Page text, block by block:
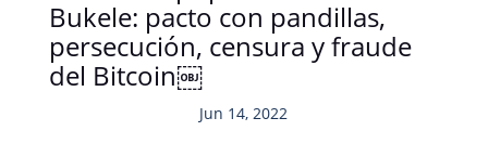
Bukele: pacto con pandillas,
persecución, censura y fraude
del Bitcoin￼
Jun 14, 2022